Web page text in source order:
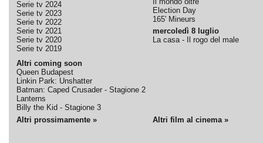
Serie tv 2024
Serie tv 2023
Serie tv 2022
Serie tv 2021
Serie tv 2020
Serie tv 2019
Altri coming soon
Queen Budapest
Linkin Park: Unshatter
Batman: Caped Crusader - Stagione 2
Lanterns
Billy the Kid - Stagione 3
Election Day
165' Mineurs
mercoledì 8 luglio
La casa - Il rogo del male
Altri prossimamente » Altri film al cinema »